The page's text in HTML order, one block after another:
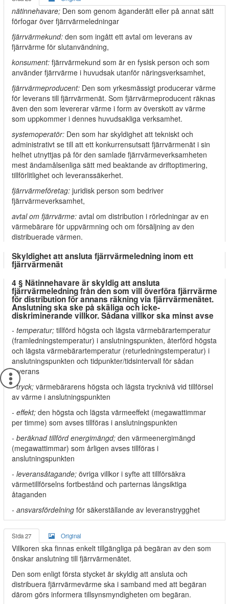
nätinnehavare; Den som genom äganderätt eller på annat sätt
förfogar över fjärrvärmeledningar
fjärrvärmekund: den som ingått ett avtal om leverans av
fjärrvärme för slutanvändning,
konsument: fjärrvärmekund som är en fysisk person och som
använder fjärrvärme i huvudsak utanför näringsverksamhet,
fjärrvärmeproducent: Den som yrkesmässigt producerar värme
för leverans till fjärrvärmenät. Som fjärrvärmeproducent räknas
även den som levererar värme i form av överskott av värme
som uppkommer i dennes huvudsakliga verksamhet.
systemoperatör: Den som har skyldighet att tekniskt och
administrativt se till att ett konkurrensutsatt fjärrvärmenät i sin
helhet utnyttjas på för den samlade fjärrvärmeverksamheten
mest ändamålsenliga sätt med beaktande av driftoptimering,
tillförlitlighet och leveranssäkerhet.
fjärrvärmeföretag: juridisk person som bedriver
fjärrvärmeverksamhet,
avtal om fjärrvärme: avtal om distribution i rörledningar av en
värmebärare för uppvärmning och om försäljning av den
distribuerade värmen.
Skyldighet att ansluta fjärrvärmeledning inom ett
fjärrvärmenät
4 § Nätinnehavare är skyldig att ansluta
fjärrvärmeledning från den som vill överföra fjärrvärme
för distribution för annans räkning via fjärrvärmenätet.
Anslutning ska ske på skäliga och icke-
diskriminerande villkor. Sådana villkor ska minst avse
- temperatur; tillförd högsta och lägsta värmebärartemperatur
(framledningstemperatur) i anslutningspunkten, återförd högsta
och lägsta värmebärartemperatur (returledningstemperatur) i
anslutningspunkten och tidpunkter/tidsintervall för sådan
leverans
- tryck; värmebärarens högsta och lägsta trycknivå vid tillförsel
av värme i anslutningspunkten
- effekt; den högsta och lägsta värmeeffekt (megawattimmar
per timme) som avses tillföras i anslutningspunkten
- beräknad tillförd energimängd; den värmeenergimängd
(megawattimmar) som årligen avses tillföras i
anslutningspunkten
- leveransåtagande; övriga villkor i syfte att tillförsäkra
värmetillförselns fortbestånd och parternas långsiktiga
åtaganden
- ansvarsfördelning för säkerställande av leveranstrygghet
Sida 27 Original
Villkoren ska finnas enkelt tillgängliga på begäran av den som
önskar anslutning till fjärrvärmenätet.
Den som enligt första stycket är skyldig att ansluta och
distribuera fjärrvärmevärme ska i samband med att begäran
därom görs informera tillsynsmyndigheten om begäran.